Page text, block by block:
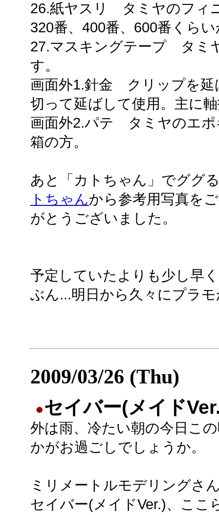
26.紙ヤスリ タミヤのフィ
320番、400番、600番くら
27.マスキングテープ タミ
す。
画面外1.針金 クリップを延
切って延ばして使用。主に
画面外2.パテ タミヤのエポ
箱の方。
あと「カトちゃん」でググ
トちゃんから参考用写真を
がとうございました。
予定していたよりも少し早
ぶん...明日から久々にプラ
2009/03/26 (Thu)
●セイバー(メイド
外は雨、冷たい朝の今日こ
かがお過ごしでしょうか。
ミリメートルモデリングさ
セイバー(メイドVer.)、ここ